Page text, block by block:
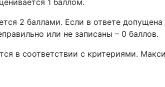
1 баллом.
2 баллами. Если в ответе
или не записаны – 0 баллов.
в соответствии с критериями.